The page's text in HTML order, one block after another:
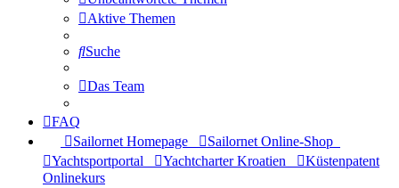
Aktive Themen
Suche
Das Team
FAQ
Sailornet Homepage
Sailornet Online-Shop
Yachtsportportal
Yachtcharter Kroatien
Küstenpatent
Onlinekurs